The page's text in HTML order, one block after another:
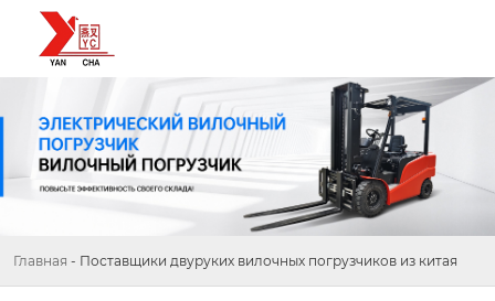
Главная - Поставщики двуруких вилочных погрузчиков из китая